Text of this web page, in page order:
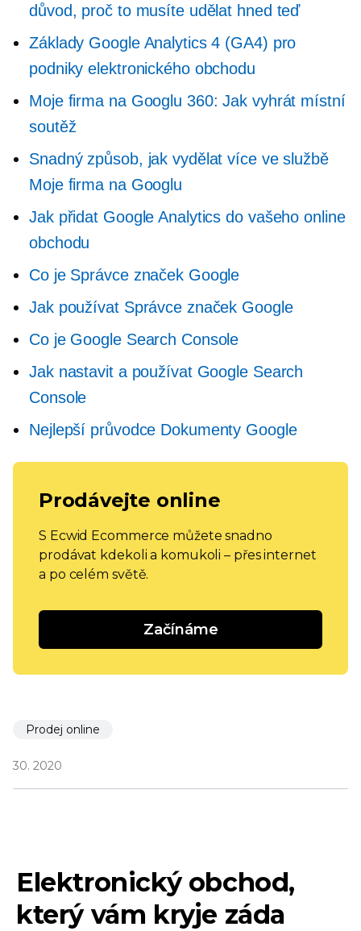
důvod, proč to musíte udělat hned teď
Základy Google Analytics 4 (GA4) pro
podniky elektronického obchodu
Moje firma na Googlu 360: Jak vyhrát místní
soutěž
Snadný způsob, jak vydělat více ve službě
Moje firma na Googlu
Jak přidat Google Analytics do vašeho online
obchodu
Co je Správce značek Google
Jak používat Správce značek Google
Co je Google Search Console
Jak nastavit a používat Google Search
Console
Nejlepší průvodce Dokumenty Google
Prodávejte online
S Ecwid Ecommerce můžete snadno
prodávat kdekoli a komukoli – přes internet
a po celém světě.
Začínáme
Prodej online
30. 2020
Elektronický obchod,
který vám kryje záda